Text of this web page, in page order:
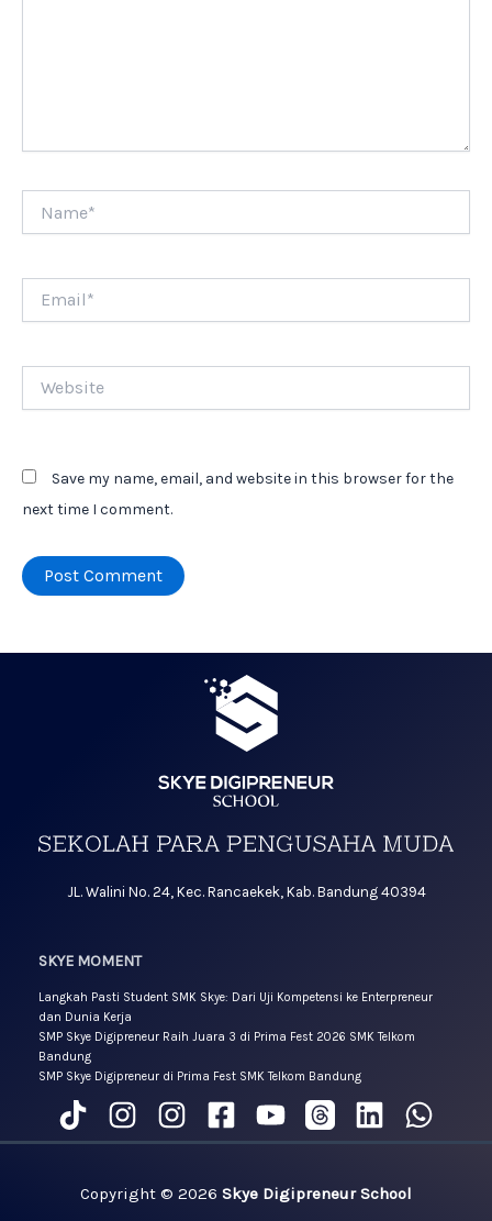
Save my name, email, and website in this browser for the
next time I comment.
JL. Walini No. 24, Kec. Rancaekek, Kab. Bandung 40394
SKYE MOMENT
Langkah Pasti Student SMK Skye: Dari Uji Kompetensi ke Enterpreneur
dan Dunia Kerja
SMP Skye Digipreneur Raih Juara 3 di Prima Fest 2026 SMK Telkom
Bandung
SMP Skye Digipreneur di Prima Fest SMK Telkom Bandung
Copyright © 2026 Skye Digipreneur School